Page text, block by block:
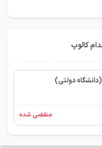
کالوپ
(دانشگاه دولتی)
منقضی شده